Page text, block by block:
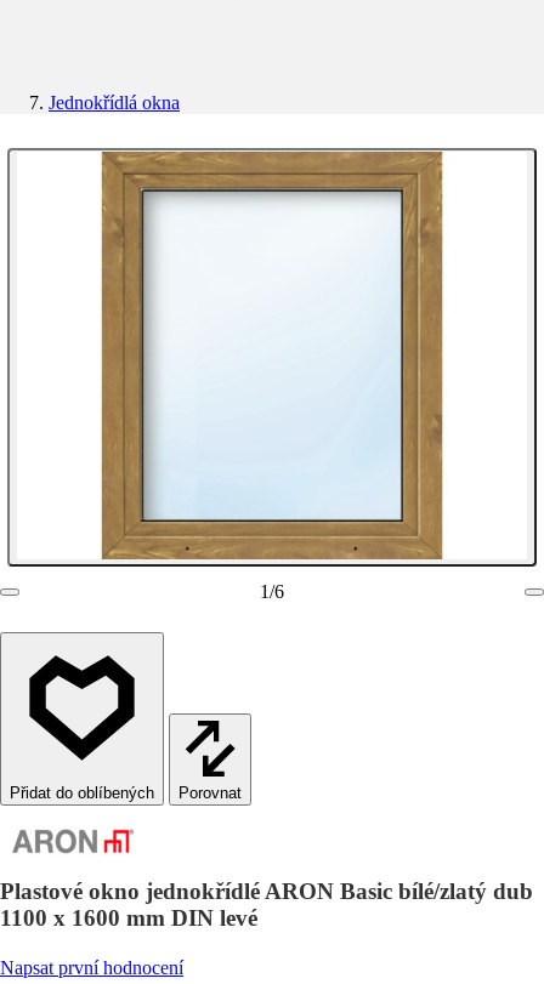
Jednokřídlá okna
1/6
Porovnat
Plastové okno jednokřídlé ARON Basic bílé/zlatý dub
1100 x 1600 mm DIN levé
Napsat první hodnocení